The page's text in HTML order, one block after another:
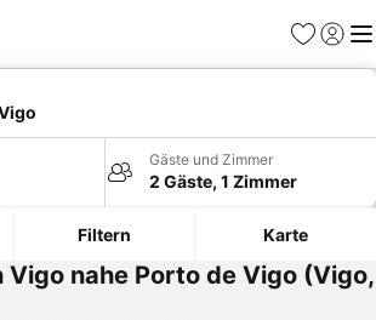
Favoriten
Gäste und Zimmer
2 Gäste, 1 Zimmer
Filtern Karte
nahe Porto de Vigo (Vigo,